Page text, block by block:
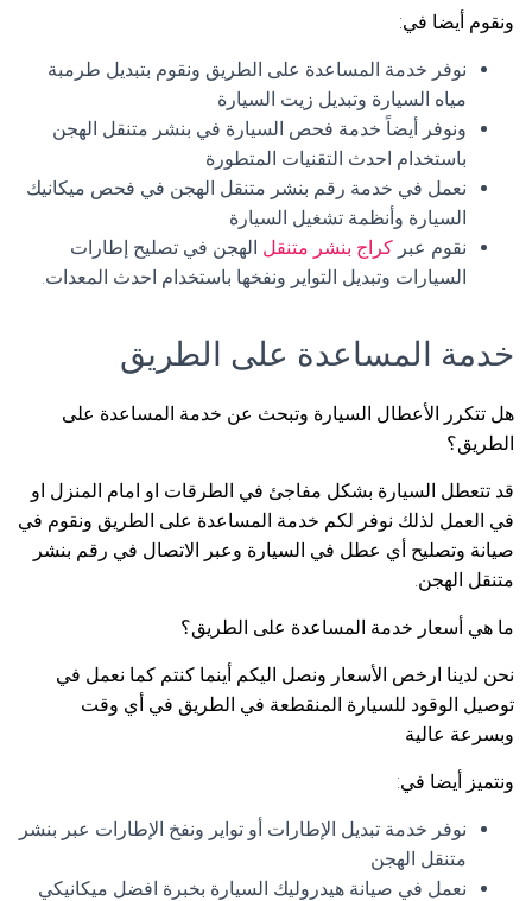
ونقوم أيضا في:
نوفر خدمة المساعدة على الطريق ونقوم بتبديل طرمبة
مياه السيارة وتبديل زيت السيارة
ونوفر أيضاً خدمة فحص السيارة في بنشر متنقل الهجن
باستخدام احدث التقنيات المتطورة
نعمل في خدمة رقم بنشر متنقل الهجن في فحص ميكانيك
السيارة وأنظمة تشغيل السيارة
نقوم عبر كراج بنشر متنقل الهجن في تصليح إطارات
السيارات وتبديل التواير ونفخها باستخدام احدث المعدات.
خدمة المساعدة على الطريق
هل تتكرر الأعطال السيارة وتبحث عن خدمة المساعدة على
الطريق؟
قد تتعطل السيارة بشكل مفاجئ في الطرقات او امام المنزل او
في العمل لذلك نوفر لكم خدمة المساعدة على الطريق ونقوم في
صيانة وتصليح أي عطل في السيارة وعبر الاتصال في رقم بنشر
متنقل الهجن.
ما هي أسعار خدمة المساعدة على الطريق؟
نحن لدينا ارخص الأسعار ونصل اليكم أينما كنتم كما نعمل في
توصيل الوقود للسيارة المنقطعة في الطريق في أي وقت
وبسرعة عالية
ونتميز أيضا في:
نوفر خدمة تبديل الإطارات أو تواير ونفخ الإطارات عبر بنشر
متنقل الهجن
نعمل في صيانة هيدروليك السيارة بخبرة افضل ميكانيكي